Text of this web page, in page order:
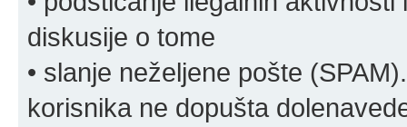
diskusije o tome
• slanje neželjene pošte
korisnika ne dopušta